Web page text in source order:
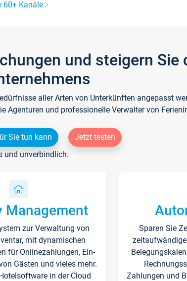
60+ Kanäle
und steigern Sie
aller Arten von Unterkünften angepasst
Agenturen und professionelle Verwalter von
Sie tun kann
Jetzt testen
und unverbindlich.
Management
zur Verwaltung von
mit dynamischen
für Onlinezahlungen, Ein-
Gästen und vieles mehr.
in der Cloud
Sparen Sie
Zahlungen und